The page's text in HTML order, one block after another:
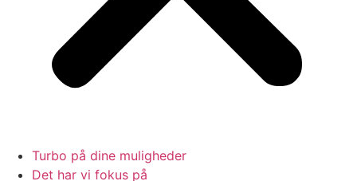
Turbo på dine muligheder
Det har vi fokus på